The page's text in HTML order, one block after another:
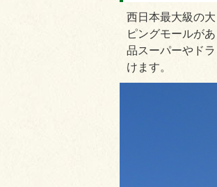
西日本最大級の大
ピングモールが
品スーパーやド
けます。